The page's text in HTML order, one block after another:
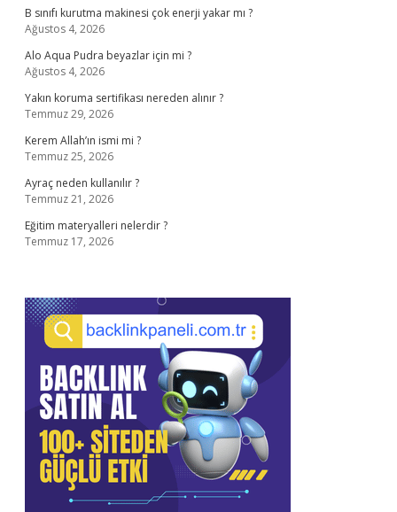
B sınıfı kurutma makinesi çok enerji yakar mı ?
Ağustos 4, 2026
Alo Aqua Pudra beyazlar için mi ?
Ağustos 4, 2026
Yakın koruma sertifikası nereden alınır ?
Temmuz 29, 2026
Kerem Allah’ın ismi mi ?
Temmuz 25, 2026
Ayraç neden kullanılır ?
Temmuz 21, 2026
Eğitim materyalleri nelerdir ?
Temmuz 17, 2026